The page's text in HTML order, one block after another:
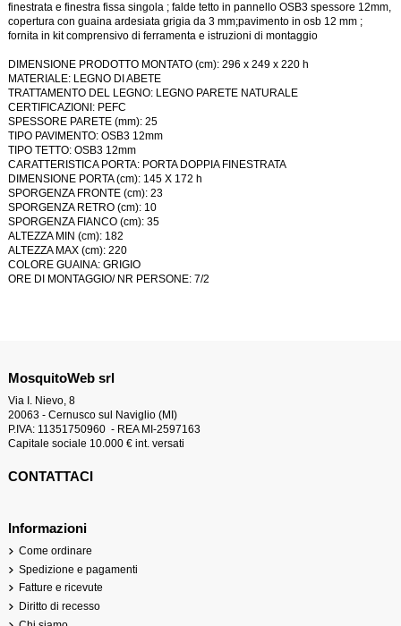
finestrata e finestra fissa singola ; falde tetto in pannello OSB3 spessore 12mm,
copertura con guaina ardesiata grigia da 3 mm;pavimento in osb 12 mm ;
fornita in kit comprensivo di ferramenta e istruzioni di montaggio
DIMENSIONE PRODOTTO MONTATO (cm): 296 x 249 x 220 h
MATERIALE: LEGNO DI ABETE
TRATTAMENTO DEL LEGNO: LEGNO PARETE NATURALE
CERTIFICAZIONI: PEFC
SPESSORE PARETE (mm): 25
TIPO PAVIMENTO: OSB3 12mm
TIPO TETTO: OSB3 12mm
CARATTERISTICA PORTA: PORTA DOPPIA FINESTRATA
DIMENSIONE PORTA (cm): 145 X 172 h
SPORGENZA FRONTE (cm): 23
SPORGENZA RETRO (cm): 10
SPORGENZA FIANCO (cm): 35
ALTEZZA MIN (cm): 182
ALTEZZA MAX (cm): 220
COLORE GUAINA: GRIGIO
ORE DI MONTAGGIO/ NR PERSONE: 7/2
MosquitoWeb srl
Via I. Nievo, 8
20063 - Cernusco sul Naviglio (MI)
P.IVA: 11351750960 - REA MI-2597163
Capitale sociale 10.000 € int. versati
CONTATTACI
Informazioni
Come ordinare
Spedizione e pagamenti
Fatture e ricevute
Diritto di recesso